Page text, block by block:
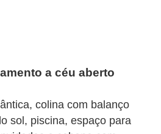
a céu aberto
colina com balanço
sol, piscina, espaço para